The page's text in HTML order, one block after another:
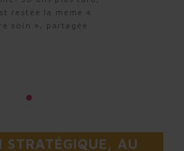
restée la même «
soin », partagée
STRATÉGIQUE, AU